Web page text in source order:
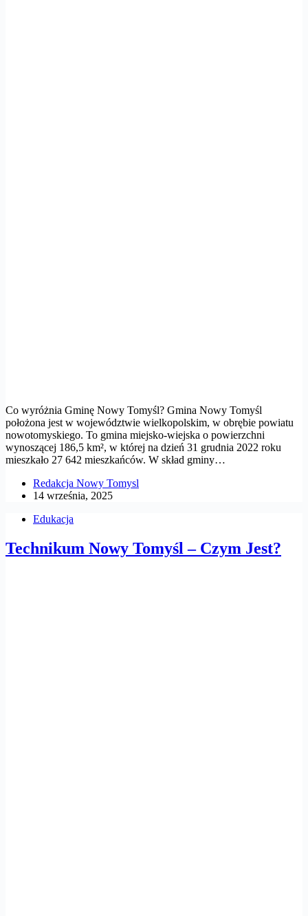
Co wyróżnia Gminę Nowy Tomyśl? Gmina Nowy Tomyśl
położona jest w województwie wielkopolskim, w obrębie powiatu
nowotomyskiego. To gmina miejsko-wiejska o powierzchni
wynoszącej 186,5 km², w której na dzień 31 grudnia 2022 roku
mieszkało 27 642 mieszkańców. W skład gminy…
Redakcja Nowy Tomysl
14 września, 2025
Edukacja
Technikum Nowy Tomyśl – Czym Jest?